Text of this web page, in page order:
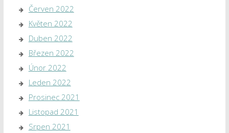
Červen 2022
Květen 2022
Duben 2022
Březen 2022
Únor 2022
Leden 2022
Prosinec 2021
Listopad 2021
Srpen 2021